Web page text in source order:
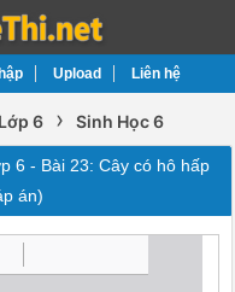
Upload Liên hệ
Lớp 6 › Sinh Học 6
6 - Bài 23: Cây có hô hấp
án)